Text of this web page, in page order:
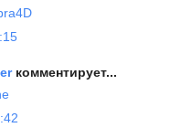
комментирует...